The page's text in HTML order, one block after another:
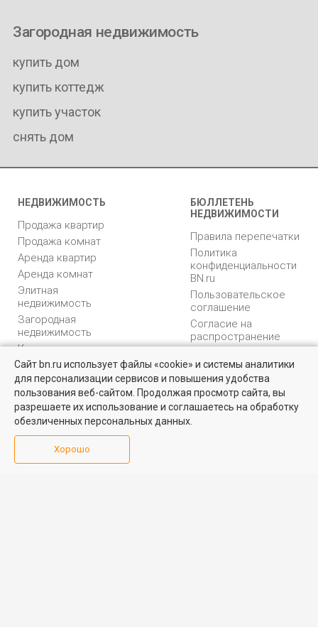
Найти квартиру - это просто!
Выбирайте среди 14 тысяч проверенных вариантов на вторичом
рынке жилья на портале BN.ru
Посмотреть объявления
Загородная недвижимость
купить дом
купить коттедж
купить участок
снять дом
НЕДВИЖИМОСТЬ
Продажа квартир
Продажа комнат
Аренда квартир
Аренда комнат
Элитная
недвижимость
Загородная
недвижимость
Коммерческая
недвижимость
БЮЛЛЕТЕНЬ
НЕДВИЖИМОСТИ
Правила перепечатки
Политика
конфиденциальности
BN.ru
Пользовательское
соглашение
Согласие на
распространение
персональных данных
Карта сайта
Медийная реклама
PR продвижение
Аналитика
недвижимости
Сайт bn.ru использует файлы «cookie» и системы аналитики
для персонализации сервисов и повышения удобства
пользования веб-сайтом. Продолжая просмотр сайта, вы
разрешаете их использование и соглашаетесь на обработку
обезличенных персональных данных.
Хорошо